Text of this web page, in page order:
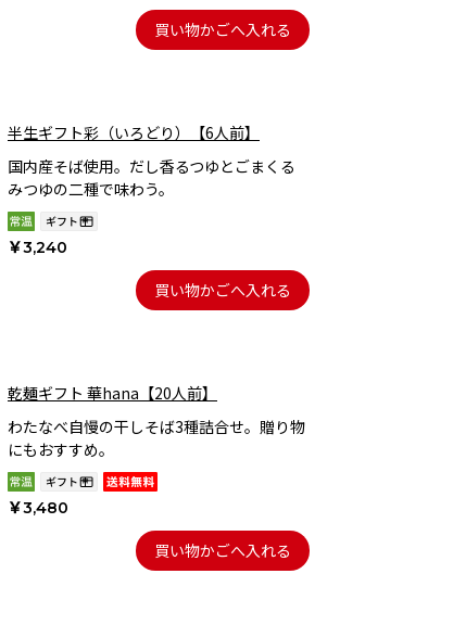
買い物かごへ入れる
半生ギフト彩（いろどり）【6人前】
国内産そば使用。だし香るつゆとごまくる
みつゆの二種で味わう。
￥3,240
買い物かごへ入れる
乾麺ギフト 華hana【20人前】
わたなべ自慢の干しそば3種詰合せ。贈り物
にもおすすめ。
￥3,480
買い物かごへ入れる